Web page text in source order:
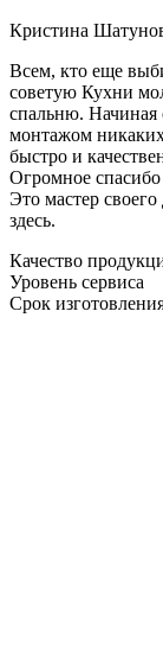
Кристина
Всем, кто еще
советую Кухни
спальню. Начиная
монтажом
быстро и
Огромное
Это мастер
здесь.
Качество
Уровень сервиса
Срок